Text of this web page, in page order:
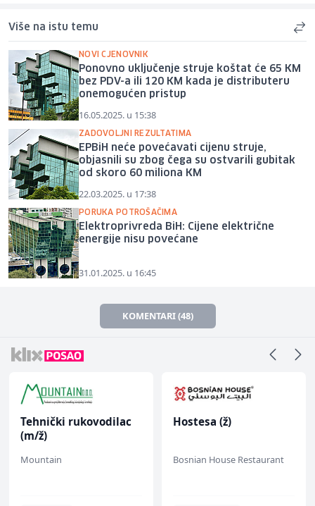
Više na istu temu
NOVI CJENOVNIK
Ponovno uključenje struje koštat će 65 KM
bez PDV-a ili 120 KM kada je distributeru
onemogućen pristup
16.05.2025. u 15:38
ZADOVOLJNI REZULTATIMA
EPBiH neće povećavati cijenu struje,
objasnili su zbog čega su ostvarili gubitak
od skoro 60 miliona KM
22.03.2025. u 17:38
PORUKA POTROŠAČIMA
Elektroprivreda BiH: Cijene električne
energije nisu povećane
31.01.2025. u 16:45
KOMENTARI (48)
Tehnički rukovodilac
(m/ž)
Mountain
Hostesa (ž)
Bosnian House Restaurant